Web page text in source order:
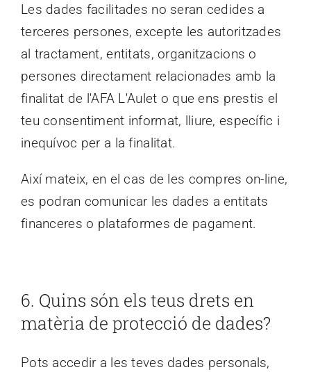
Les dades facilitades no seran cedides a
terceres persones, excepte les autoritzades
al tractament, entitats, organitzacions o
persones directament relacionades amb la
finalitat de l'AFA L'Aulet o que ens prestis el
teu consentiment informat, lliure, específic i
inequívoc per a la finalitat.
Així mateix, en el cas de les compres on-line,
es podran comunicar les dades a entitats
financeres o plataformes de pagament.
6. Quins són els teus drets en
matèria de protecció de dades?
Pots accedir a les teves dades personals,